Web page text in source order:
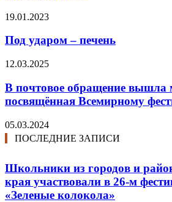
19.01.2023
Под ударом – печень
12.03.2025
В почтовое обращение вышла
посвящённая Всемирному
05.03.2024
ПОСЛЕДНИЕ ЗАПИСИ
Школьники из городов и
края участвовали в 26-м
«Зеленые колокола»